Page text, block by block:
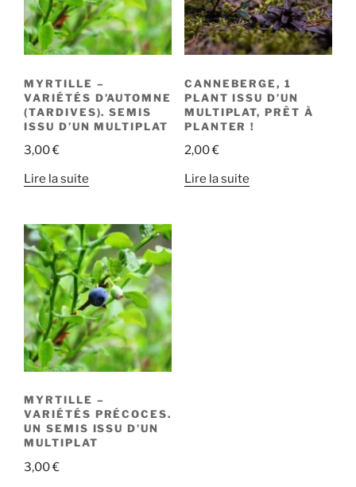
MYRTILLE –
VARIÉTÉS D’AUTOMNE
(TARDIVES). SEMIS
ISSU D’UN MULTIPLAT
3,00€
Lire la suite
CANNEBERGE, 1
PLANT ISSU D’UN
MULTIPLAT, PRÊT À
PLANTER !
2,00€
Lire la suite
MYRTILLE –
VARIÉTÉS PRÉCOCES.
UN SEMIS ISSU D’UN
MULTIPLAT
3,00€